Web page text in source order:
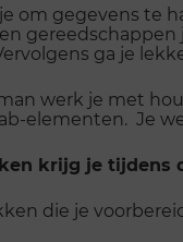
om gegevens te
ga je
werk je met
elementen. Je
krijg je tijdens
die je